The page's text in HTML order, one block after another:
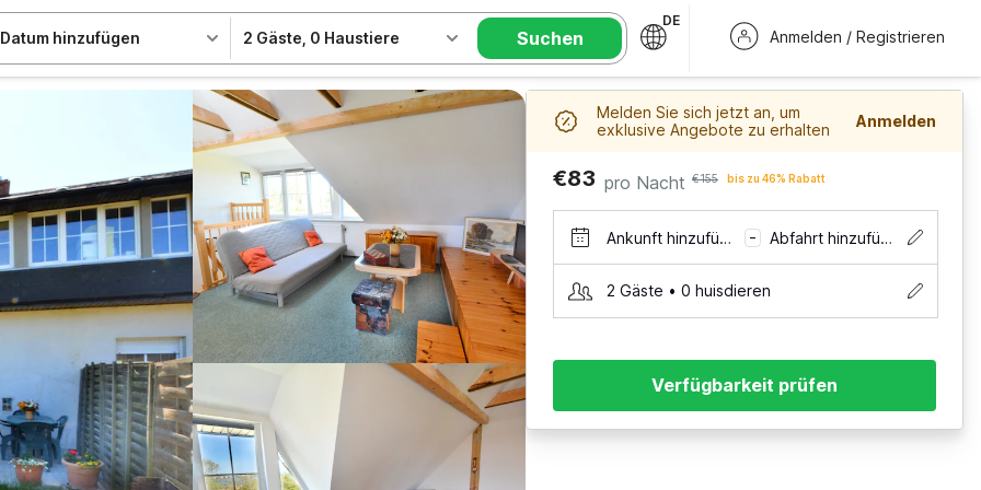
Datum hinzufügen 2 Gäste 0 Haustiere Suchen
DE
Anmelden / Registrieren
Melden Sie sich jetzt an, um
exklusive Angebote zu erhalten
Anmelden
€83 pro Nacht €155 bis zu 46% Rabatt
Ankunft hinzufügen – Abfahrt hinzufügen
2 Gäste • 0 huisdieren
Verfügbarkeit prüfen